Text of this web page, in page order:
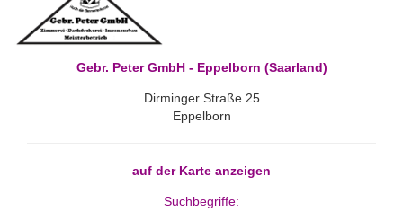
Gebr. Peter GmbH - Eppelborn (Saarland)
Dirminger Straße 25
Eppelborn
auf der Karte anzeigen
Suchbegriffe: